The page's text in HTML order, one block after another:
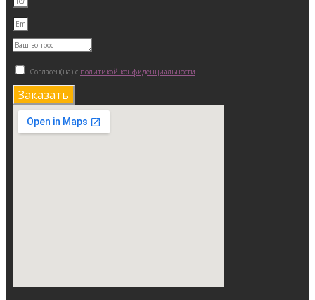
Согласен(на) с политикой конфиденциальности
Заказать